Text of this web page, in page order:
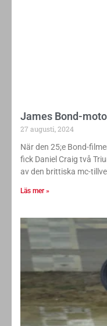
James Bond-
27 augusti, 2024
När den 25;e Bond-
fick Daniel Craig två
av den brittiska mc-
Läs mer »